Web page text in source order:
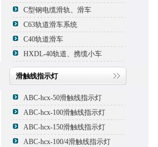
C型钢电缆滑轨、滑车
C63轨道滑车系统
C40轨道滑车
HXDL-40轨道、携缆小车
滑触线指示灯
ABC-hcx-50滑触线指示灯
ABC-hcx-100滑触线指示灯
ABC-hcx-150滑触线指示灯
ABC-hcx-100/4滑触线指示灯